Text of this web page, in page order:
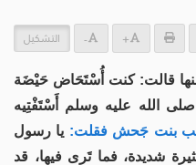
+
- التشكيل
قالت: كنت أُسْتَحَاض حَيْضَة
الله عليه وسلم أَسْتَفْتِيه
بنت جَحش فقلت: يا رسول
شديدة، فما تَرى فيها، قد